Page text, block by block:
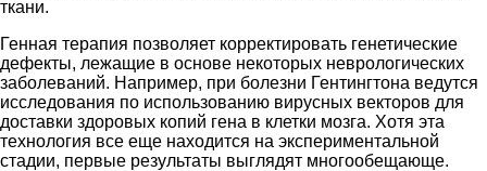
ткани.
Генная терапия позволяет корректировать генетические
дефекты, лежащие в основе некоторых неврологических
заболеваний. Например, при болезни Гентингтона ведутся
исследования по использованию вирусных векторов для
доставки здоровых копий гена в клетки мозга. Хотя эта
технология все еще находится на экспериментальной
стадии, первые результаты выглядят многообещающе.